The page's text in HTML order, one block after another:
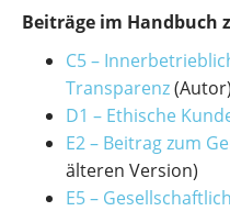
Beiträge im Handbuch
C5 –
Transparenz(Autor)
D1 – Ethische
E2 – Beitrag zum
älteren Version)
E5 –